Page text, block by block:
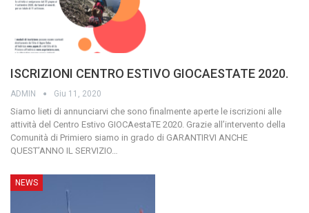
ISCRIZIONI CENTRO ESTIVO GIOCAESTATE 2020.
ADMIN Giu 11, 2020
Siamo lieti di annunciarvi che sono finalmente aperte le iscrizioni alle
attività del Centro Estivo GIOCAestaTE 2020. Grazie all’intervento della
Comunità di Primiero siamo in grado di GARANTIRVI ANCHE
QUEST’ANNO IL SERVIZIO…
NEWS